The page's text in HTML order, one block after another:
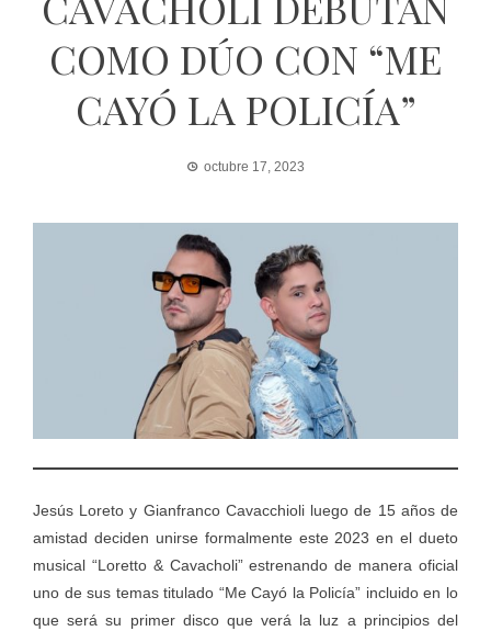
COMO DÚO CON “ME
CAYÓ LA POLICÍA”
octubre 17, 2023
Jesús Loreto y Gianfranco Cavacchioli luego de 15 años de
amistad deciden unirse formalmente este 2023 en el dueto
musical “Loretto & Cavacholi” estrenando de manera oficial
uno de sus temas titulado “Me Cayó la Policía” incluido en lo
que será su primer disco que verá la luz a principios del